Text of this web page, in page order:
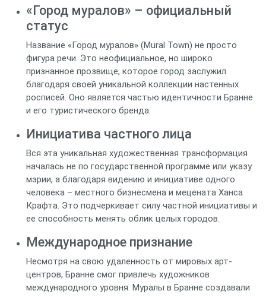
«Город муралов» – официальный
статус
Название «Город муралов» (Mural Town) не просто
фигура речи. Это неофициальное, но широко
признанное прозвище, которое город заслужил
благодаря своей уникальной коллекции настенных
росписей. Оно является частью идентичности Бранне
и его туристического бренда.
Инициатива частного лица
Вся эта уникальная художественная трансформация
началась не по государственной программе или указу
мэрии, а благодаря видению и инициативе одного
человека – местного бизнесмена и мецената Ханса
Крафта. Это подчеркивает силу частной инициативы и
ее способность менять облик целых городов.
Международное признание
Несмотря на свою удаленность от мировых арт-
центров, Бранне смог привлечь художников
международного уровня. Муралы в Бранне создавали